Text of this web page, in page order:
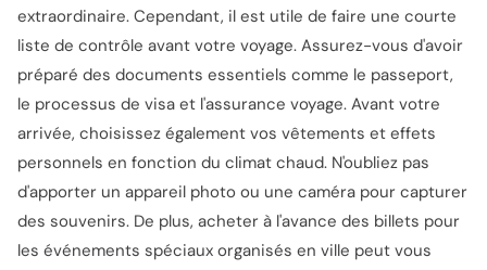
extraordinaire. Cependant, il est utile de faire une courte
liste de contrôle avant votre voyage. Assurez-vous d'avoir
préparé des documents essentiels comme le passeport,
le processus de visa et l'assurance voyage. Avant votre
arrivée, choisissez également vos vêtements et effets
personnels en fonction du climat chaud. N'oubliez pas
d'apporter un appareil photo ou une caméra pour capturer
des souvenirs. De plus, acheter à l'avance des billets pour
les événements spéciaux organisés en ville peut vous